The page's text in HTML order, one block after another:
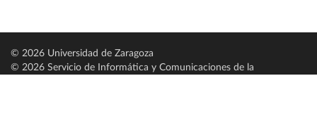
© 2026 Universidad de Zaragoza
© 2026 Servicio de Informática y Comunicaciones de la